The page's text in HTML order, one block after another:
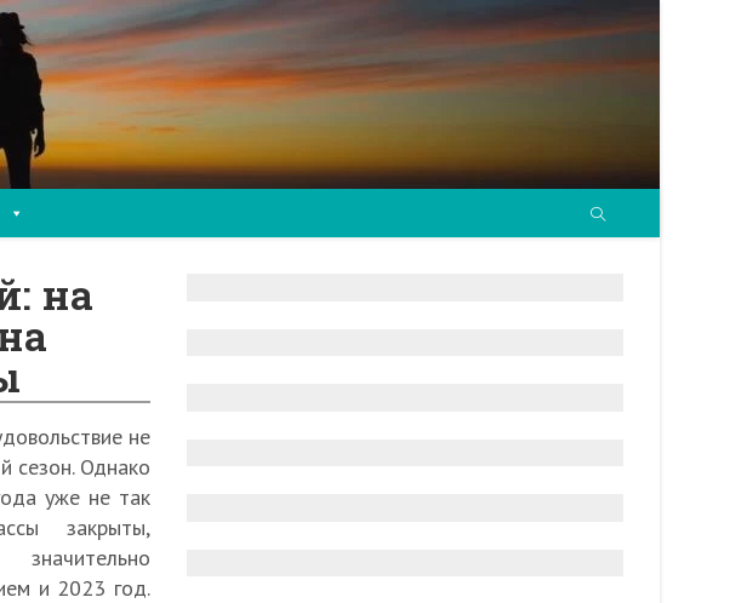
на
не
сезон. Однако
уже не так
закрыты,
и 2023 год.